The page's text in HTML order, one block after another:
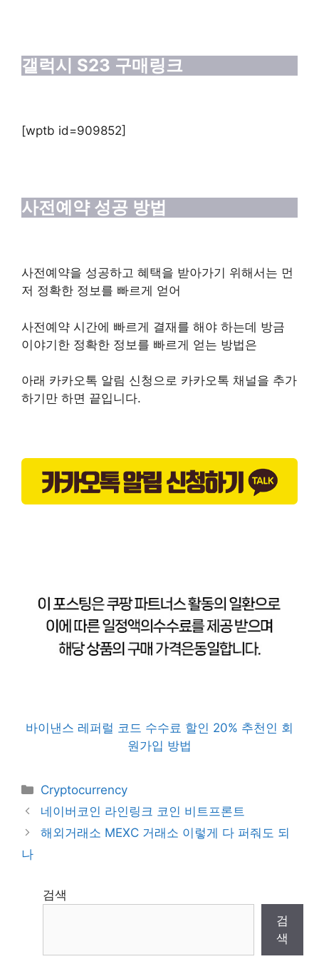
갤럭시 S23 구매링크
[wptb id=909852]
사전예약 성공 방법
사전예약을 성공하고 혜택을 받아가기 위해서는 먼
저 정확한 정보를 빠르게 얻어
사전예약 시간에 빠르게 결재를 해야 하는데 방금
이야기한 정확한 정보를 빠르게 얻는 방법은
아래 카카오톡 알림 신청으로 카카오톡 채널을 추가
하기만 하면 끝입니다.
바이낸스 레퍼럴 코드 수수료 할인 20% 추천인 회
원가입 방법
Categories
Cryptocurrency
네이버코인 라인링크 코인 비트프론트
해외거래소 MEXC 거래소 이렇게 다 퍼줘도 되
나
검색
검
색